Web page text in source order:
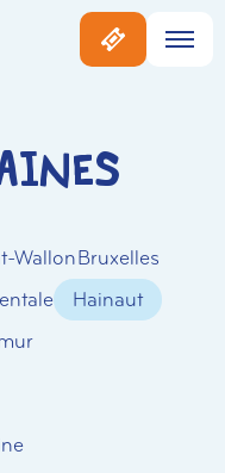
WallonBruxelles
Hainaut